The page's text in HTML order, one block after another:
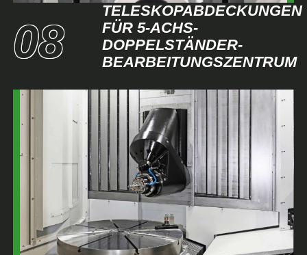
TELESKOPABDECKUNGEN
FÜR 5-ACHS-
DOPPELSTÄNDER-
BEARBEITUNGSZENTRUM